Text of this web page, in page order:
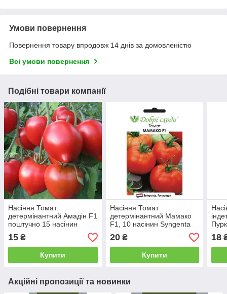
Умови повернення
Повернення товару впродовж 14 днів за домовленістю
Всі умови повернення
Подібні товари компанії
Насіння Томат
детермінантний Амадін F1
поштучно 15 насінин
Елітний Ряд
15 ₴
Купити
Насіння Томат
детермінантний Мамако
F1, 10 насінин Syngenta
Добрі Сходи
20₴
Купити
18
Акційні пропозиції та новинки